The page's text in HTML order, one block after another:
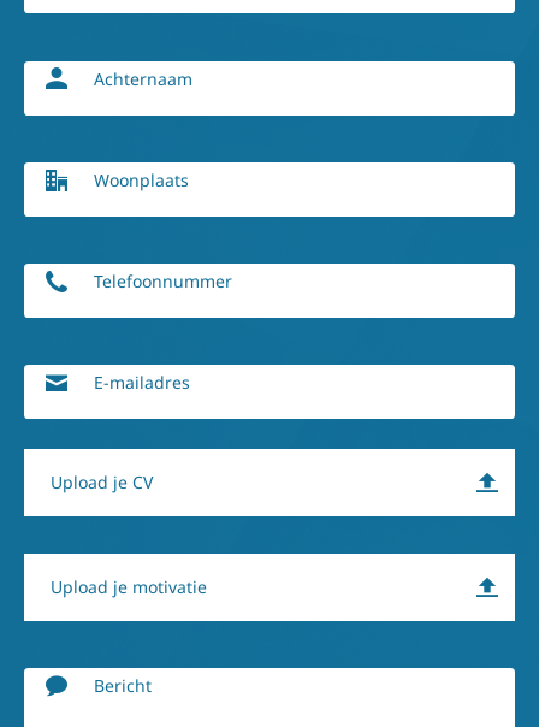
Achternaam
Woonplaats
Telefoonnummer
E-mailadres
Upload je CV
Upload je motivatie
Bericht